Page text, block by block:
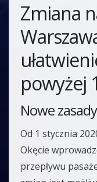
Zmiana
powyżej
Nowe
Od 1 stycznia
Okęcie
przepływu